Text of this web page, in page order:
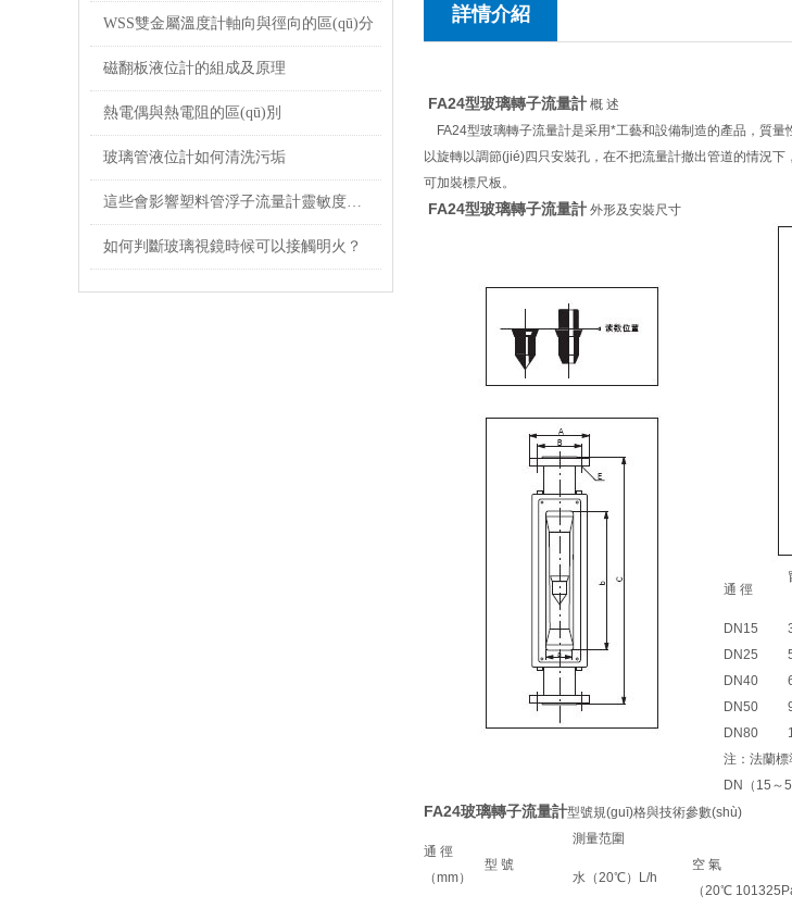
WSS雙金屬溫度計軸向與徑向的區(qū)分
磁翻板液位計的組成及原理
熱電偶與熱電阻的區(qū)別
玻璃管液位計如何清洗污垢
這些會影響塑料管浮子流量計靈敏度的因素要注意避免
如何判斷玻璃視鏡時候可以接觸明火？
詳情介紹
FA24型玻璃轉子流量計 概 述
FA24型玻璃轉子流量計是采用*工藝和設備制造的產品，質量
以旋轉以調節(jié)四只安裝孔，在不把流量計撤出管道的情況下
可加裝標尺板。
FA24型玻璃轉子流量計 外形及安裝尺寸
通 徑
DN15
DN25
DN40
DN50
DN80
注：法蘭
DN（15～
FA24玻璃轉子流量計型號規(guī)格與技術參數(shù)
通 徑
（mm）
型 號
測量范圍
水（20℃）L/h
空 氣
（20℃